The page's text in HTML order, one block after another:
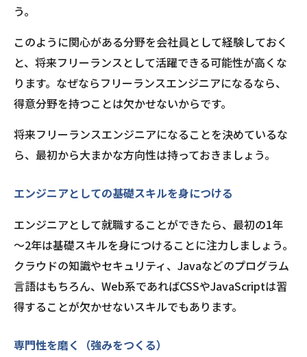
う。
このように関心がある分野を会社員として経験しておく
と、将来フリーランスとして活躍できる可能性が高くな
ります。なぜならフリーランスエンジニアになるなら、
得意分野を持つことは欠かせないからです。
将来フリーランスエンジニアになることを決めているな
ら、最初から大まかな方向性は持っておきましょう。
エンジニアとしての基礎スキルを身につける
エンジニアとして就職することができたら、最初の1年
～2年は基礎スキルを身につけることに注力しましょう。
クラウドの知識やセキュリティ、Javaなどのプログラム
言語はもちろん、Web系であればCSSやJavaScriptは習
得することが欠かせないスキルでもあります。
専門性を磨く（強みをつくる）